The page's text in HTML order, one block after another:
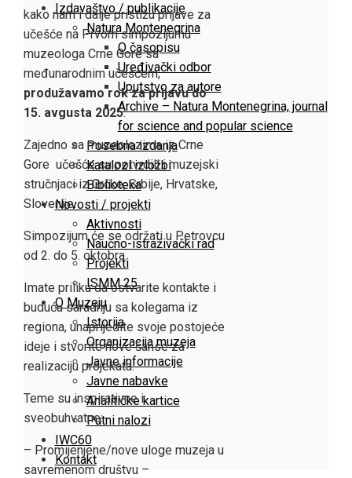
Izdavaštvo / publikacije
Natura Montenegrina
O časopisu
Uređivački odbor
Uputstvo za autore
Archive – Natura Montenegrina, journal
for science and popular science
Posebna izdanja
Katalozi izložbi
Biblioteka
Novosti / projekti
Aktivnosti
Naučno-istraživački rad
Projekti
ISMM 25
O Muzeju
Istorija
Organizacija muzeja
Javne informacije
Javne nabavke
Analitičke kartice
Putni nalozi
IWC60
Kontakt
kako nam i dalje pristižu prijave za
učešće na Prvom simpozijumu
muzeologa Crne Gore sa
međunarodnim učešćem,
produžavamo rok za prijavu do
15. avgusta 2025.
Zajedno sa muzeolozima iz Crne
Gore učešće su potvrdili i muzejski
stručnjaci iz Grčke, Srbije, Hrvatske,
Slovenije.
Simpozijum će se održati u Petrovcu
od 2. do 5. oktobra.
Imate priliku da ostvarite kontakte i
buduću saradnju sa kolegama iz
regiona, unaprijedite svoje postojeće
ideje i stvorite nove šanse za
realizaciju projekata.
Teme su inspirativne i
sveobuhvatne:
– Promijenjene/nove uloge muzeja u
savremenom društvu –